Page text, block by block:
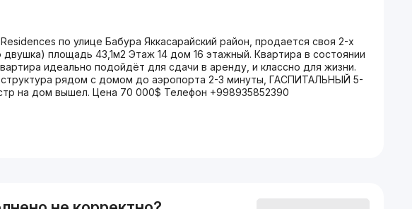
по улице Бабура Яккасарайский район, продается своя 2-х
двушка) площадь 43,1м2 Этаж 14 дом 16 этажный. Квартира в состоянии
идеально подойдёт для сдачи в аренду, и классно для жизни.
рядом с домом до аэропорта 2-3 минуты, ГАСПИТАЛЬНЫЙ 5-
на дом вышел. Цена 70 000$ Телефон +998935852390